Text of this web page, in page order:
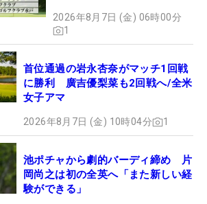
2026年8月7日 (金) 06時00分
1
首位通過の岩永杏奈がマッチ1回戦
に勝利 廣吉優梨菜も2回戦へ/全米
女子アマ
2026年8月7日 (金) 10時04分 1
池ポチャから劇的バーディ締め 片
岡尚之は初の全英へ「また新しい経
験ができる」